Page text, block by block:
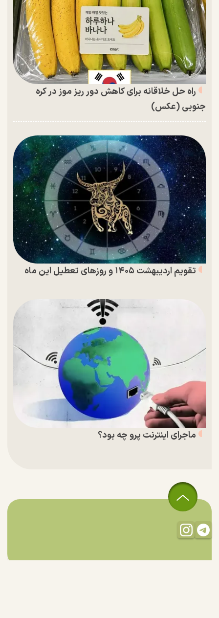
راه حل خلاقانه برای کاهش دور ریز موز در کره
جنوبی (عکس)
تقویم اردیبهشت ۱۴۰۵ و روز‌های تعطیل این ماه
ماجرای اینترنت پرو چه بود؟